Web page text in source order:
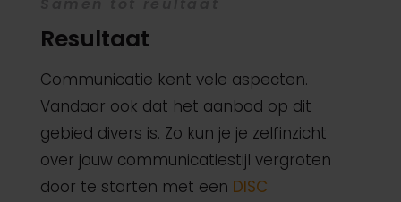
Resultaat
Communicatie kent vele aspecten.
Vandaar ook dat het aanbod op dit
gebied divers is. Zo kun je je zelfinzicht
over jouw communicatiestijl vergroten
door te starten met een DISC